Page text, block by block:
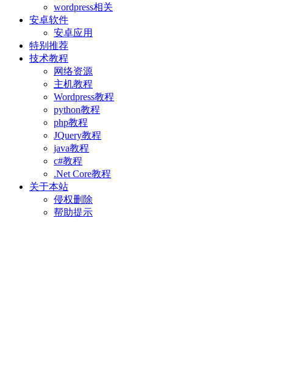
wordpress相关
安卓软件
安卓应用
特别推荐
技术教程
网络资源
主机教程
Wordpress教程
python教程
php教程
JQuery教程
java教程
c#教程
.Net Core教程
关于本站
侵权删除
帮助提示